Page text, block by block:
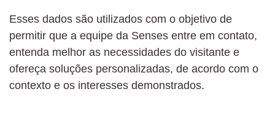
Esses dados são utilizados com o objetivo de
permitir que a equipe da Senses entre em contato,
entenda melhor as necessidades do visitante e
ofereça soluções personalizadas, de acordo com o
contexto e os interesses demonstrados.